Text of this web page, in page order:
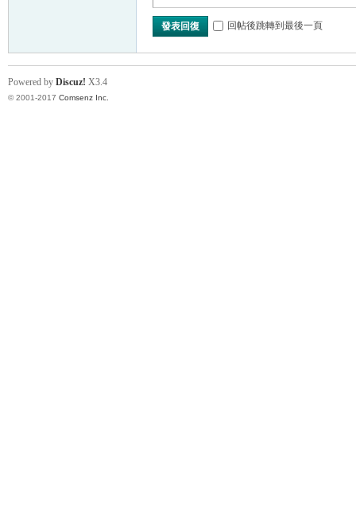
發表回復 回帖後跳轉到最後一頁
Powered by Discuz! X3.4
© 2001-2017 Comsenz Inc.